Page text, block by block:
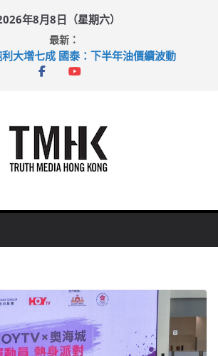
年8月8日（星期六）
最新：
大增七成 國泰：下半年油價續波動
熱身賽挫維拉 啟德主場館奪錦標